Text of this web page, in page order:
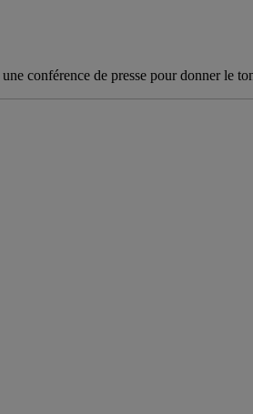
conférence de presse pour donner le